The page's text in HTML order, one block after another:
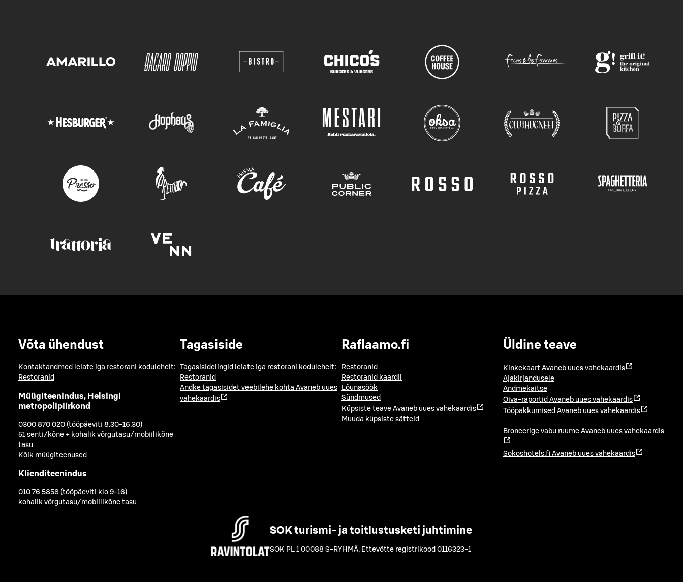
Võta ühendust
Kontaktandmed leiate iga restorani kodulehelt:
Restoranid
Müügiteenindus, Helsingi
metropolipiirkond
0300 870 020 (tööpäeviti 8.30-16.30)
51 senti/kõne + kohalik võrgutasu/mobiilikõne
tasu
Kõik müügiteenused
Klienditeenindus
010 76 5858 (tööpäeviti klo 9-16)
kohalik võrgutasu/mobiilikõne tasu
Tagasiside
Tagasisidelingid leiate iga restorani kodulehelt:
Restoranid
Andke tagasisidet veebilehe kohta Avaneb uues
vahekaardis
Raflaamo.fi
Restoranid
Restoranid kaardil
Lõunasöök
Sündmused
Küpsiste teave Avaneb uues vahekaardis
Muuda küpsiste sätteid
Üldine teave
Kinkekaart Avaneb uues vahekaardis
Ajakirjandusele
Andmekaitse
Oiva-raportid Avaneb uues vahekaardis
Tööpakkumised Avaneb uues vahekaardis
Broneerige vabu ruume Avaneb uues vahekaardis
Sokoshotels.fi Avaneb uues vahekaardis
SOK turismi- ja toitlustusketi juhtimine
SOK PL 1 00088 S-RYHMÄ, Ettevõtte registrikood 0116323-1